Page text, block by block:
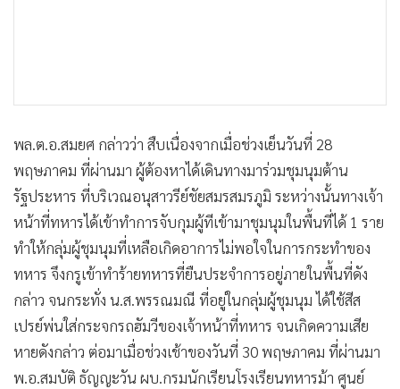
พล.ต.อ.สมยศ กล่าวว่า สืบเนื่องจากเมื่อช่วงเย็นวันที่ 28
พฤษภาคม ที่ผ่านมา ผู้ต้องหาได้เดินทางมาร่วมชุมนุมต้าน
รัฐประหาร ที่บริเวณอนุสาวรีย์ชัยสมรสมรภูมิ ระหว่างนั้นทางเจ้า
หน้าที่ทหารได้เข้าทำการจับกุมผู้ทีเข้ามาชุมนุมในพื้นที่ได้ 1 ราย
ทำให้กลุ่มผู้ชุมนุมที่เหลือเกิดอาการไม่พอใจในการกระทำของ
ทหาร จึงกรูเข้าทำร้ายทหารที่ยืนประจำการอยู่ภายในพื้นที่ดัง
กล่าว จนกระทั่ง น.ส.พรรณมณี ที่อยู่ในกลุ่มผู้ชุมนุม ได้ใช้สีส
เปรย์พ่นใส่กระจกรถฮัมวีของเจ้าหน้าที่ทหาร จนเกิดความเสีย
หายดังกล่าว ต่อมาเมื่อช่วงเช้าของวันที่ 30 พฤษภาคม ที่ผ่านมา
พ.อ.สมบัติ ธัญญะวัน ผบ.กรมนักเรียนโรงเรียนทหารม้า ศูนย์